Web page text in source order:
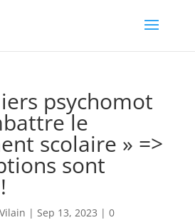
psychomot
le
scolaire » =>
sont
| Sep 13, 2023 | 0